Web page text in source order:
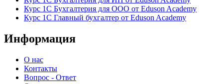
Курс 1С Бухгалтерия для ООО от Eduson Academy
Курс 1С Главный бухгалтер от Eduson Academy
Информация
О нас
Контакты
Вопрос - Ответ